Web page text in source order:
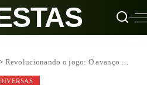
Revolucionando o jogo: O avanço da tecnologia no mundo do futebol